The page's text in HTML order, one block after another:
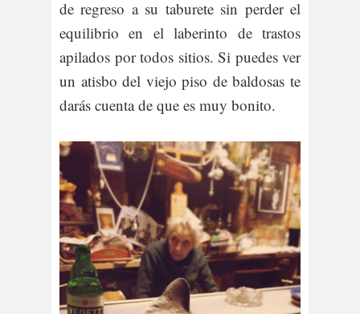
de regreso a su taburete sin perder el
equilibrio en el laberinto de trastos
apilados por todos sitios. Si puedes ver
un atisbo del viejo piso de baldosas te
darás cuenta de que es muy bonito.